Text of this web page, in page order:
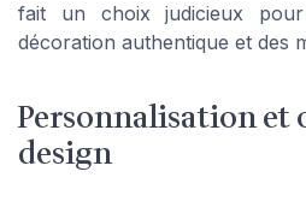
fait un choix judicieux
décoration authentique et des
Personnalisation et
design